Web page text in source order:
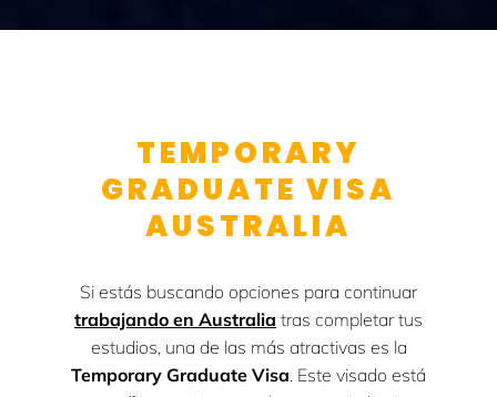
TEMPORARY
GRADUATE VISA
AUSTRALIA
Si estás buscando opciones para continuar
trabajando en Australia tras completar tus
estudios, una de las más atractivas es la
Temporary Graduate Visa. Este visado está